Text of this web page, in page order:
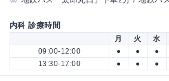
内科 診療時間
月 火 水
09:00-12:00
● ● ●
13:30-17:00
● ● ●